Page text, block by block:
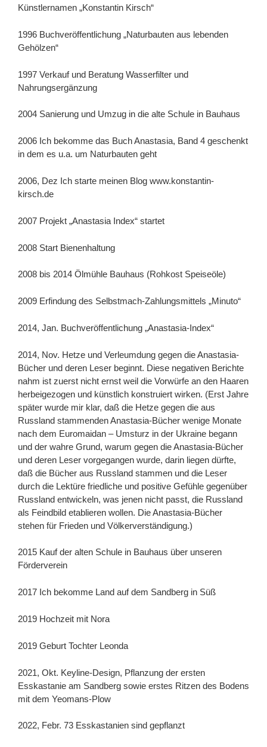
Künstlernamen „Konstantin Kirsch“
1996 Buchveröffentlichung „Naturbauten aus lebenden
Gehölzen“
1997 Verkauf und Beratung Wasserfilter und
Nahrungsergänzung
2004 Sanierung und Umzug in die alte Schule in Bauhaus
2006 Ich bekomme das Buch Anastasia, Band 4 geschenkt
in dem es u.a. um Naturbauten geht
2006, Dez Ich starte meinen Blog www.konstantin-
kirsch.de
2007 Projekt „Anastasia Index“ startet
2008 Start Bienenhaltung
2008 bis 2014 Ölmühle Bauhaus (Rohkost Speiseöle)
2009 Erfindung des Selbstmach-Zahlungsmittels „Minuto“
2014, Jan. Buchveröffentlichung „Anastasia-Index“
2014, Nov. Hetze und Verleumdung gegen die Anastasia-
Bücher und deren Leser beginnt. Diese negativen Berichte
nahm ist zuerst nicht ernst weil die Vorwürfe an den Haaren
herbeigezogen und künstlich konstruiert wirken. (Erst Jahre
später wurde mir klar, daß die Hetze gegen die aus
Russland stammenden Anastasia-Bücher wenige Monate
nach dem Euromaidan – Umsturz in der Ukraine begann
und der wahre Grund, warum gegen die Anastasia-Bücher
und deren Leser vorgegangen wurde, darin liegen dürfte,
daß die Bücher aus Russland stammen und die Leser
durch die Lektüre friedliche und positive Gefühle gegenüber
Russland entwickeln, was jenen nicht passt, die Russland
als Feindbild etablieren wollen. Die Anastasia-Bücher
stehen für Frieden und Völkerverständigung.)
2015 Kauf der alten Schule in Bauhaus über unseren
Förderverein
2017 Ich bekomme Land auf dem Sandberg in Süß
2019 Hochzeit mit Nora
2019 Geburt Tochter Leonda
2021, Okt. Keyline-Design, Pflanzung der ersten
Esskastanie am Sandberg sowie erstes Ritzen des Bodens
mit dem Yeomans-Plow
2022, Febr. 73 Esskastanien sind gepflanzt